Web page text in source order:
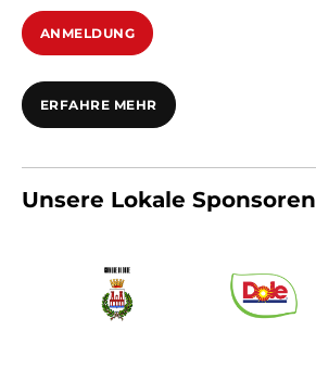
ANMELDUNG
ERFAHRE MEHR
Unsere Lokale Sponsoren